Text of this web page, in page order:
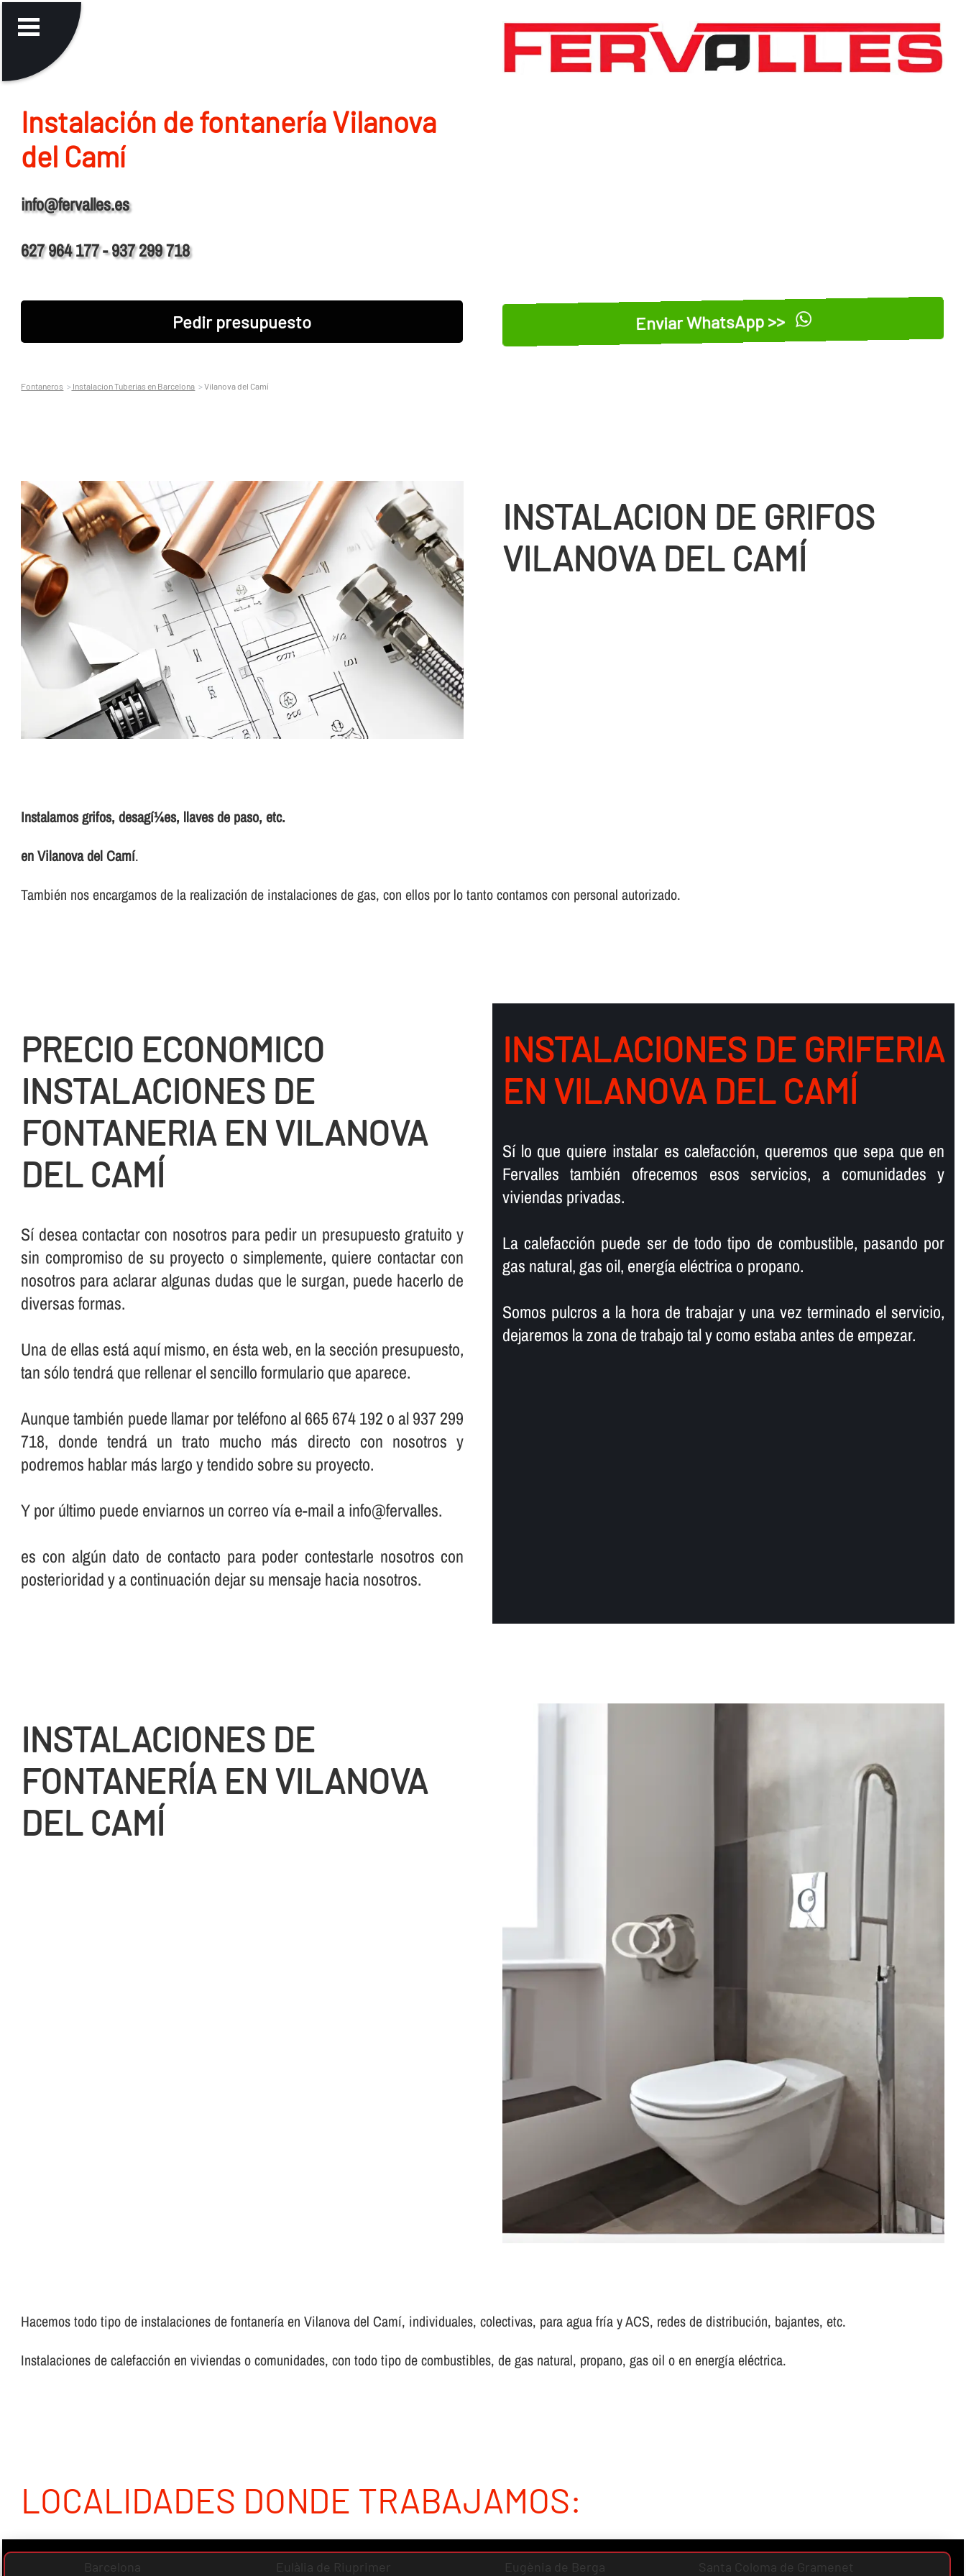
Instalación de fontanerí­a Vilanova
del Camí
info@fervalles.es
627 964 177 - 937 299 718
Pedir presupuesto Enviar WhatsApp >>
Fontaneros Instalacion Tuberias en Barcelona Vilanova del Camí
INSTALACION DE GRIFOS
VILANOVA DEL CAMÍ
Instalamos grifos, desagí¼es, llaves de paso, etc.
en Vilanova del Camí.
También nos encargamos de la realización de instalaciones de gas, con ellos por lo tanto contamos con personal autorizado.
PRECIO ECONOMICO
INSTALACIONES DE
FONTANERIA EN VILANOVA
DEL CAMÍ
Sí­ desea contactar con nosotros para pedir un presupuesto gratuito y
sin compromiso de su proyecto o simplemente, quiere contactar con
nosotros para aclarar algunas dudas que le surgan, puede hacerlo de
diversas formas.
Una de ellas está aquí­ mismo, en ésta web, en la sección presupuesto,
tan sólo tendrá que rellenar el sencillo formulario que aparece.
Aunque también puede llamar por teléfono al 665 674 192 o al 937 299
718, donde tendrá un trato mucho más directo con nosotros y
podremos hablar más largo y tendido sobre su proyecto.
Y por último puede enviarnos un correo ví­a e-mail a info@fervalles.
es con algún dato de contacto para poder contestarle nosotros con
posterioridad y a continuación dejar su mensaje hacia nosotros.
INSTALACIONES DE GRIFERIA
EN VILANOVA DEL CAMÍ
Sí­ lo que quiere instalar es calefacción, queremos que sepa que en
Fervalles también ofrecemos esos servicios, a comunidades y
viviendas privadas.
La calefacción puede ser de todo tipo de combustible, pasando por
gas natural, gas oil, energí­a eléctrica o propano.
Somos pulcros a la hora de trabajar y una vez terminado el servicio,
dejaremos la zona de trabajo tal y como estaba antes de empezar.
INSTALACIONES DE
FONTANERÍ­A EN VILANOVA
DEL CAMÍ
Hacemos todo tipo de instalaciones de fontanerí­a en Vilanova del Camí, individuales, colectivas, para agua frí­a y ACS, redes de distribución, bajantes, etc.
Instalaciones de calefacción en viviendas o comunidades, con todo tipo de combustibles, de gas natural, propano, gas oil o en energí­a eléctrica.
LOCALIDADES DONDE TRABAJAMOS:
Barcelona Eulàlia de Riuprimer Eugènia de Berga Santa Coloma de Gramenet